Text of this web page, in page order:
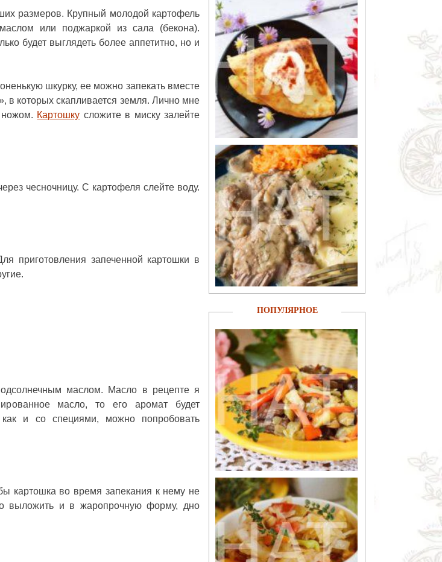
размеров. Крупный молодой картофель
или поджаркой из сала (бекона).
будет выглядеть более аппетитно, но и
шкурку, ее можно запекать вместе
в которых скапливается земля. Лично мне
ножом. Картошку сложите в миску залейте
чесночницу. С картофеля слейте воду.
приготовления запеченной картошки в
маслом. Масло в рецепте я
масло, то его аромат будет
и со специями, можно попробовать
картошка во время запекания к нему не
выложить и в жаропрочную форму, дно
ПОПУЛЯРНОЕ